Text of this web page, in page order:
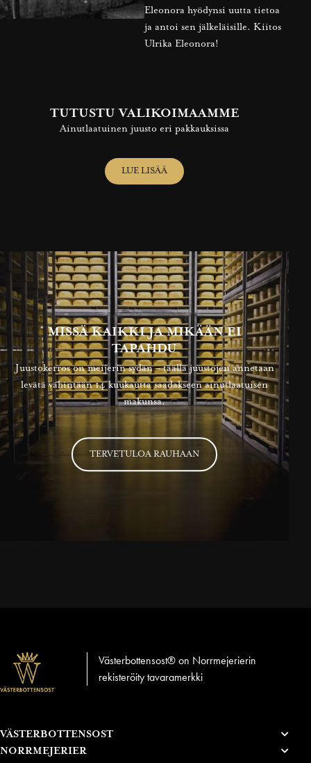
Eleonora hyödynsi uutta tietoa
ja antoi sen jälkeläisille. Kiitos
Ulrika Eleonora!
TUTUSTU VALIKOIMAAMME
Ainutlaatuinen juusto eri pakkauksissa
LUE LISÄÄ
MISSÄ KAIKKI JA MIKÄÄN EI
TAPAHDU
Juustokerros on meijerin sydän – täällä juustojen annetaan
levätä vähintään 14 kuukautta saadakseen ainutlaatuisen
makunsa.
TERVETULOA RAUHAAN
VÄSTERBOTTENSOST
NORRMEJERIER
Västerbottensost® on Norrmejerierin
rekisteröity tavaramerkki